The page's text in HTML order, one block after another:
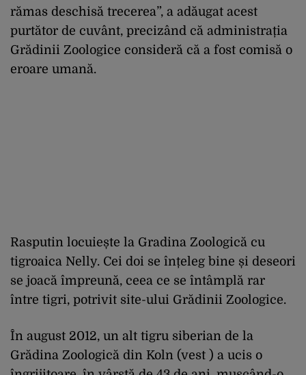
rămas deschisă trecerea”, a adăugat acest
purtător de cuvânt, precizând că administrația
Grădinii Zoologice consideră că a fost comisă o
eroare umană.
Rasputin locuiește la Gradina Zoologică cu
tigroaica Nelly. Cei doi se înțeleg bine și deseori
se joacă împreună, ceea ce se întâmplă rar
între tigri, potrivit site-ului Grădinii Zoologice.
În august 2012, un alt tigru siberian de la
Grădina Zoologică din Koln (vest ) a ucis o